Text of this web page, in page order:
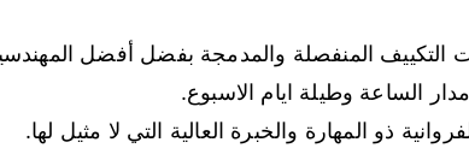
التكييف المنفصلة والمدمجة بفضل أفضل
الساعة وطيلة ايام الاسبوع.
ذو المهارة والخبرة العالية التي لا مثيل لها.